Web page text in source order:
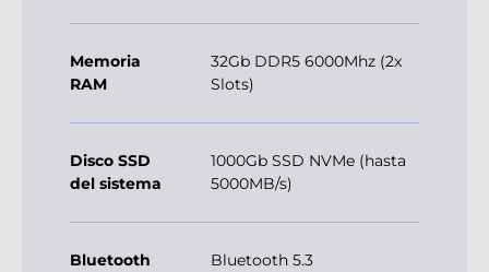
Memoria
RAM
32Gb DDR5 6000Mhz (2x
Slots)
Disco SSD
del sistema
1000Gb SSD NVMe (hasta
5000MB/s)
Bluetooth Bluetooth 5.3